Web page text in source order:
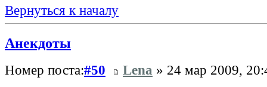
Вернуться к началу
Анекдоты
Номер поста:#50 Lena » 24 мар 2009,